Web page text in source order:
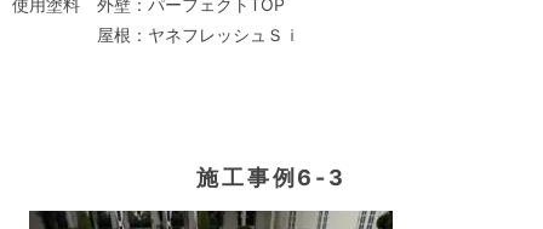
使用塗料 外壁：パーフェクトTOP
屋根：ヤネフレッシュＳｉ
施工事例6-3